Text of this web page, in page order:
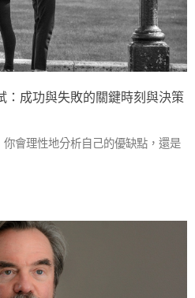
：成功與失敗的關鍵時刻與決策
會理性地分析自己的優缺點，還是